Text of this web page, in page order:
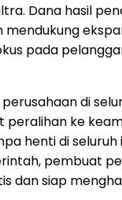
Dana hasil
pada
di
ke
henti di
pembuat
dan siap